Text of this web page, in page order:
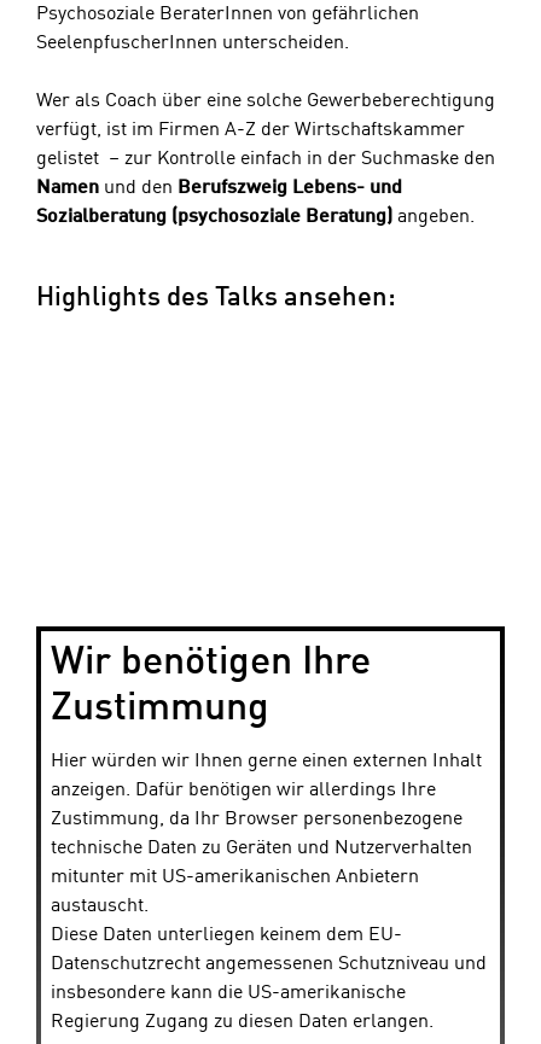
Psychosoziale BeraterInnen von gefährlichen
SeelenpfuscherInnen unterscheiden.
Wer als Coach über eine solche Gewerbeberechtigung
verfügt, ist im Firmen A-Z der Wirtschaftskammer
gelistet – zur Kontrolle einfach in der Suchmaske den
Namen und den Berufszweig Lebens- und
Sozialberatung (psychosoziale Beratung) angeben.
Highlights des Talks ansehen:
Wir benötigen Ihre
Zustimmung
Hier würden wir Ihnen gerne einen externen Inhalt
anzeigen. Dafür benötigen wir allerdings Ihre
Zustimmung, da Ihr Browser personenbezogene
technische Daten zu Geräten und Nutzerverhalten
mitunter mit US-amerikanischen Anbietern
austauscht.
Diese Daten unterliegen keinem dem EU-
Datenschutzrecht angemessenen Schutzniveau und
insbesondere kann die US-amerikanische
Regierung Zugang zu diesen Daten erlangen.